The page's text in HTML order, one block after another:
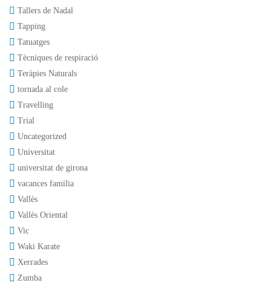
Tallers de Nadal
Tapping
Tatuatges
Tècniques de respiració
Teràpies Naturals
tornada al cole
Travelling
Trial
Uncategorized
Universitat
universitat de girona
vacances familia
Vallès
Vallès Oriental
Vic
Waki Karate
Xerrades
Zumba